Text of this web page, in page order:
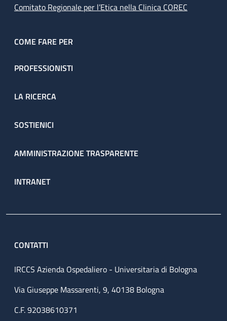
Comitato Regionale per l’Etica nella Clinica COREC
COME FARE PER
PROFESSIONISTI
LA RICERCA
SOSTIENICI
AMMINISTRAZIONE TRASPARENTE
INTRANET
CONTATTI
IRCCS Azienda Ospedaliero - Universitaria di Bologna
Via Giuseppe Massarenti, 9, 40138 Bologna
C.F. 92038610371